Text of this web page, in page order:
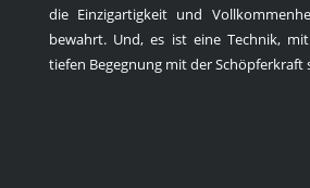
die Einzigartigkeit und
bewahrt. Und, es ist eine Technik,
tiefen Begegnung mit der Schöpferkraft